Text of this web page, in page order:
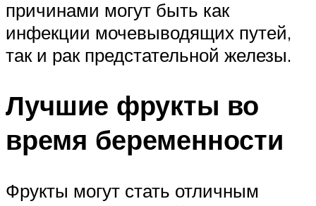
причинами могут быть как
инфекции мочевыводящих путей,
так и рак предстательной железы.
Лучшие фрукты во
время беременности
Фрукты могут стать отличным